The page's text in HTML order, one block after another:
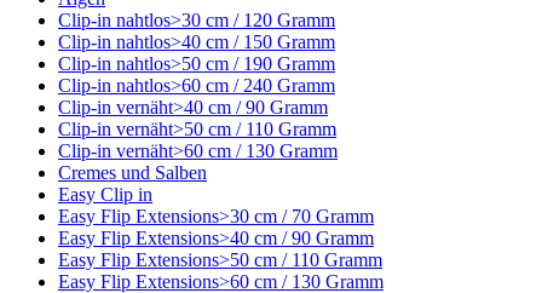
Clip-in nahtlos>30 cm / 120 Gramm
Clip-in nahtlos>40 cm / 150 Gramm
Clip-in nahtlos>50 cm / 190 Gramm
Clip-in nahtlos>60 cm / 240 Gramm
Clip-in vernäht>40 cm / 90 Gramm
Clip-in vernäht>50 cm / 110 Gramm
Clip-in vernäht>60 cm / 130 Gramm
Cremes und Salben
Easy Clip in
Easy Flip Extensions>30 cm / 70 Gramm
Easy Flip Extensions>40 cm / 90 Gramm
Easy Flip Extensions>50 cm / 110 Gramm
Easy Flip Extensions>60 cm / 130 Gramm